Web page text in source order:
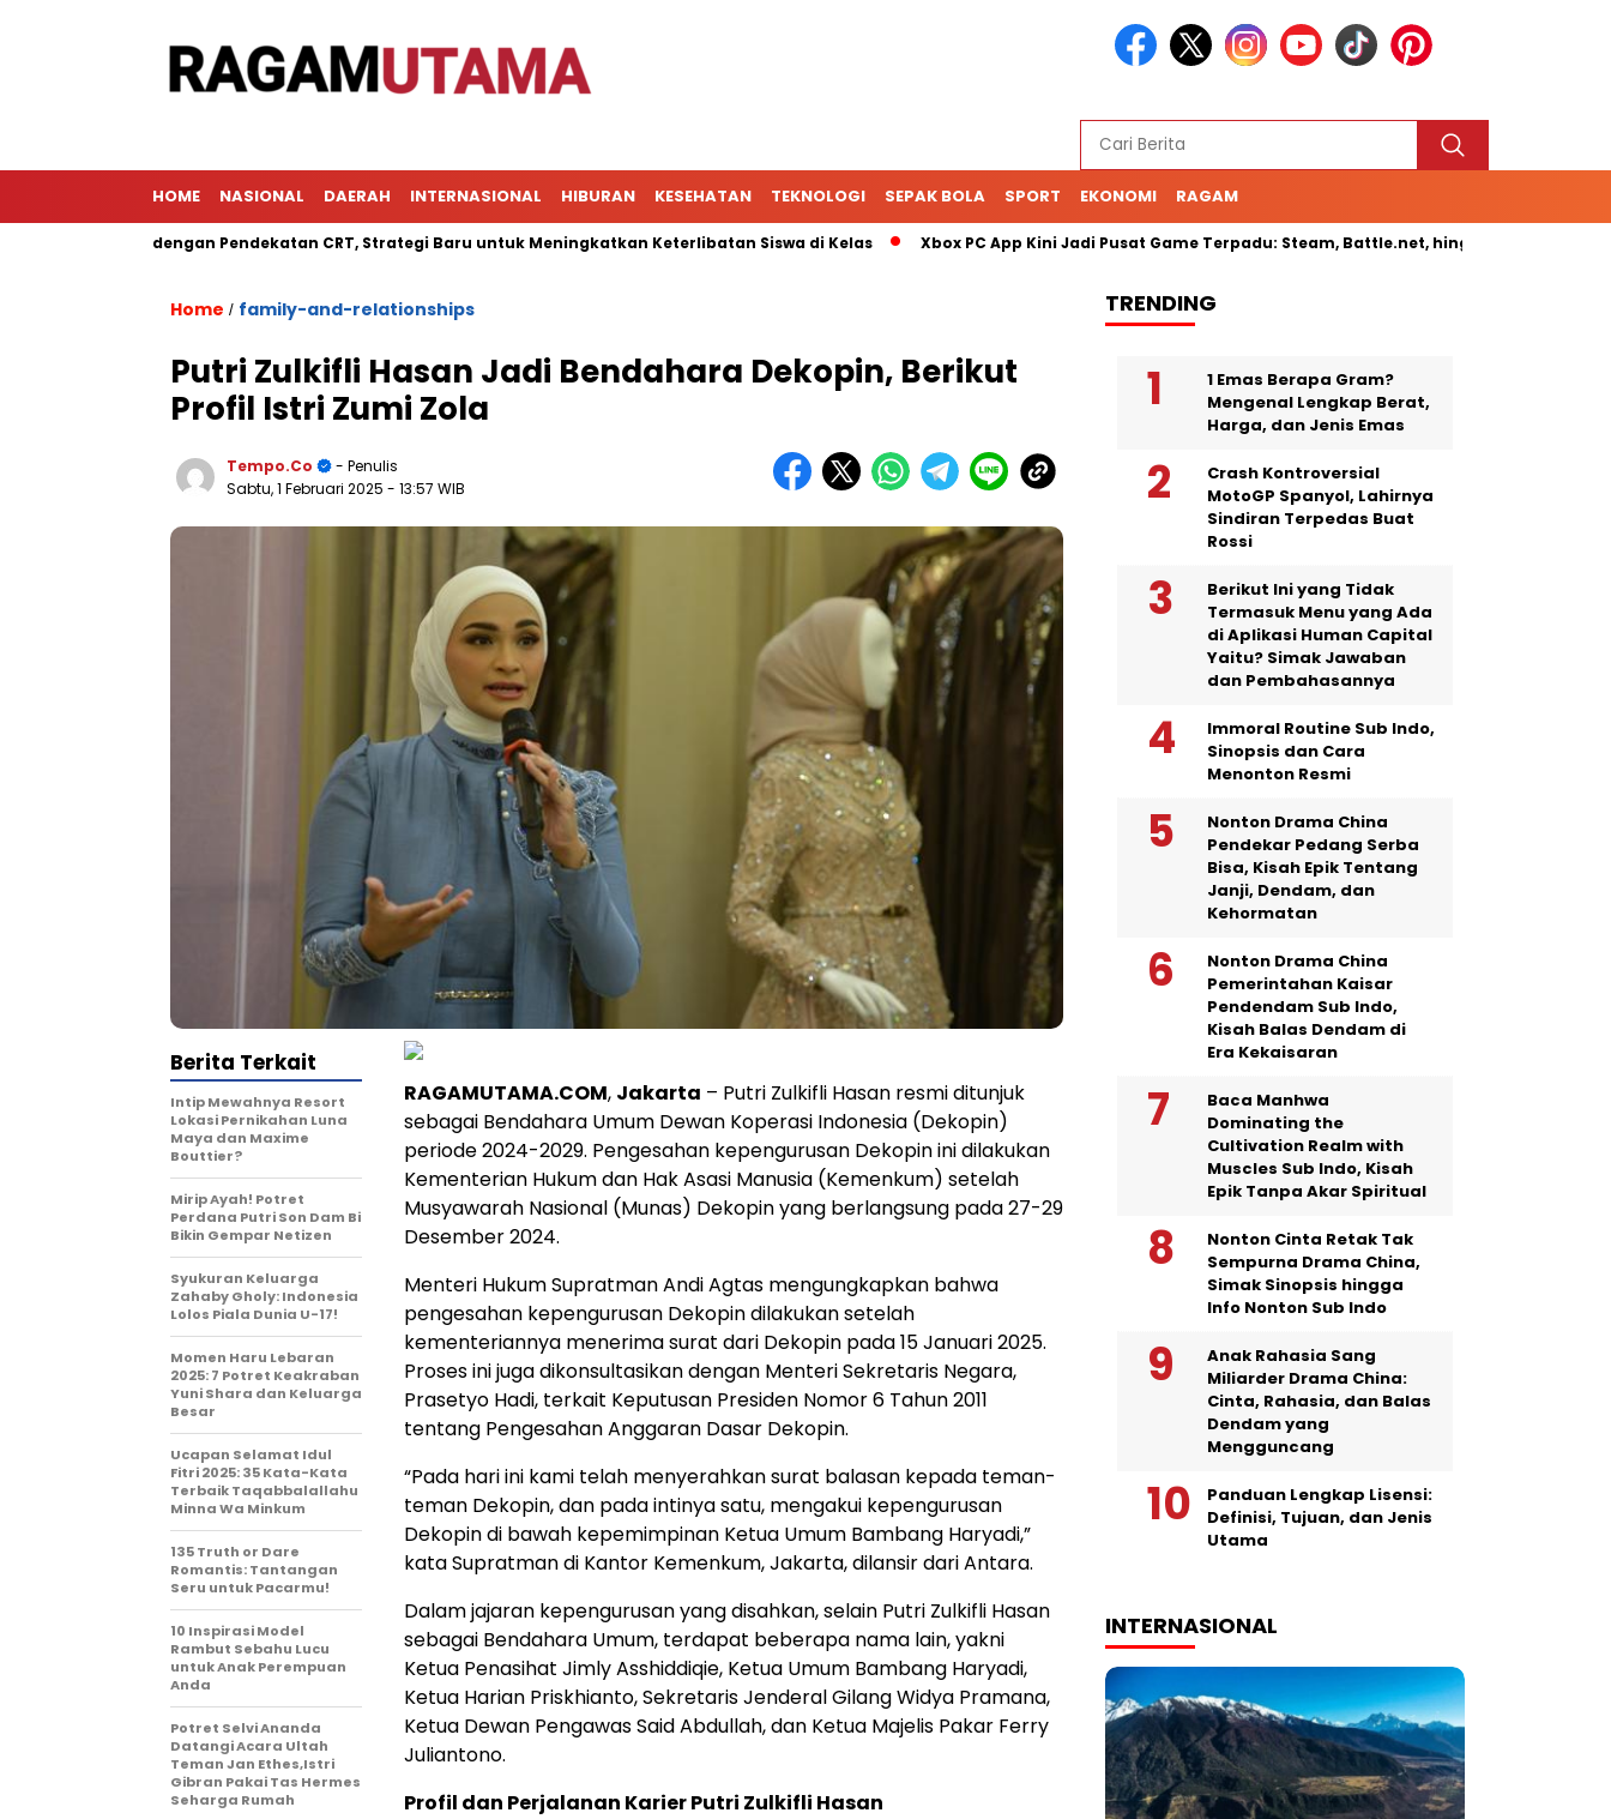
HOME NASIONAL DAERAH INTERNASIONAL HIBURAN KESEHATAN TEKNOLOGI SEPAK BOLA SPORT EKONOMI RAGAM
dengan Pendekatan CRT, Strategi Baru untuk Meningkatkan Keterlibatan Siswa di Kelas Xbox PC App Kini Jadi Pusat Game Terpadu: Steam, Battle.net, hingga Cloud Gaming
Home / family-and-relationships
Putri Zulkifli Hasan Jadi Bendahara Dekopin, Berikut
Profil Istri Zumi Zola
Tempo.co
- Penulis
Sabtu, 1 Februari 2025 - 13:57 WIB
RAGAMUTAMA.COM, Jakarta – Putri Zulkifli Hasan resmi ditunjuk
sebagai Bendahara Umum Dewan Koperasi Indonesia (Dekopin)
periode 2024-2029. Pengesahan kepengurusan Dekopin ini dilakukan
Kementerian Hukum dan Hak Asasi Manusia (Kemenkum) setelah
Musyawarah Nasional (Munas) Dekopin yang berlangsung pada 27-29
Desember 2024.
Menteri Hukum Supratman Andi Agtas mengungkapkan bahwa
pengesahan kepengurusan Dekopin dilakukan setelah
kementeriannya menerima surat dari Dekopin pada 15 Januari 2025.
Proses ini juga dikonsultasikan dengan Menteri Sekretaris Negara,
Prasetyo Hadi, terkait Keputusan Presiden Nomor 6 Tahun 2011
tentang Pengesahan Anggaran Dasar Dekopin.
“Pada hari ini kami telah menyerahkan surat balasan kepada teman-
teman Dekopin, dan pada intinya satu, mengakui kepengurusan
Dekopin di bawah kepemimpinan Ketua Umum Bambang Haryadi,”
kata Supratman di Kantor Kemenkum, Jakarta, dilansir dari Antara.
Dalam jajaran kepengurusan yang disahkan, selain Putri Zulkifli Hasan
sebagai Bendahara Umum, terdapat beberapa nama lain, yakni
Ketua Penasihat Jimly Asshiddiqie, Ketua Umum Bambang Haryadi,
Ketua Harian Priskhianto, Sekretaris Jenderal Gilang Widya Pramana,
Ketua Dewan Pengawas Said Abdullah, dan Ketua Majelis Pakar Ferry
Juliantono.
Profil dan Perjalanan Karier Putri Zulkifli Hasan
Berita Terkait
Intip Mewahnya Resort
Lokasi Pernikahan Luna
Maya dan Maxime
Bouttier?
Mirip Ayah! Potret
Perdana Putri Son Dam Bi
Bikin Gempar Netizen
Syukuran Keluarga
Zahaby Gholy: Indonesia
Lolos Piala Dunia U-17!
Momen Haru Lebaran
2025: 7 Potret Keakraban
Yuni Shara dan Keluarga
Besar
Ucapan Selamat Idul
Fitri 2025: 35 Kata-Kata
Terbaik Taqabbalallahu
Minna Wa Minkum
135 Truth or Dare
Romantis: Tantangan
Seru untuk Pacarmu!
10 Inspirasi Model
Rambut Sebahu Lucu
untuk Anak Perempuan
Anda
Potret Selvi Ananda
Datangi Acara Ultah
Teman Jan Ethes,Istri
Gibran Pakai Tas Hermes
Seharga Rumah
TRENDING
1 Emas Berapa Gram?
Mengenal Lengkap Berat,
Harga, dan Jenis Emas
Crash Kontroversial
MotoGP Spanyol, Lahirnya
Sindiran Terpedas Buat
Rossi
Berikut Ini yang Tidak
Termasuk Menu yang Ada
di Aplikasi Human Capital
Yaitu? Simak Jawaban
dan Pembahasannya
Immoral Routine Sub Indo,
Sinopsis dan Cara
Menonton Resmi
Nonton Drama China
Pendekar Pedang Serba
Bisa, Kisah Epik Tentang
Janji, Dendam, dan
Kehormatan
Nonton Drama China
Pemerintahan Kaisar
Pendendam Sub Indo,
Kisah Balas Dendam di
Era Kekaisaran
Baca Manhwa
Dominating the
Cultivation Realm with
Muscles Sub Indo, Kisah
Epik Tanpa Akar Spiritual
Nonton Cinta Retak Tak
Sempurna Drama China,
Simak Sinopsis hingga
Info Nonton Sub Indo
Anak Rahasia Sang
Miliarder Drama China:
Cinta, Rahasia, dan Balas
Dendam yang
Mengguncang
Panduan Lengkap Lisensi:
Definisi, Tujuan, dan Jenis
Utama
INTERNASIONAL